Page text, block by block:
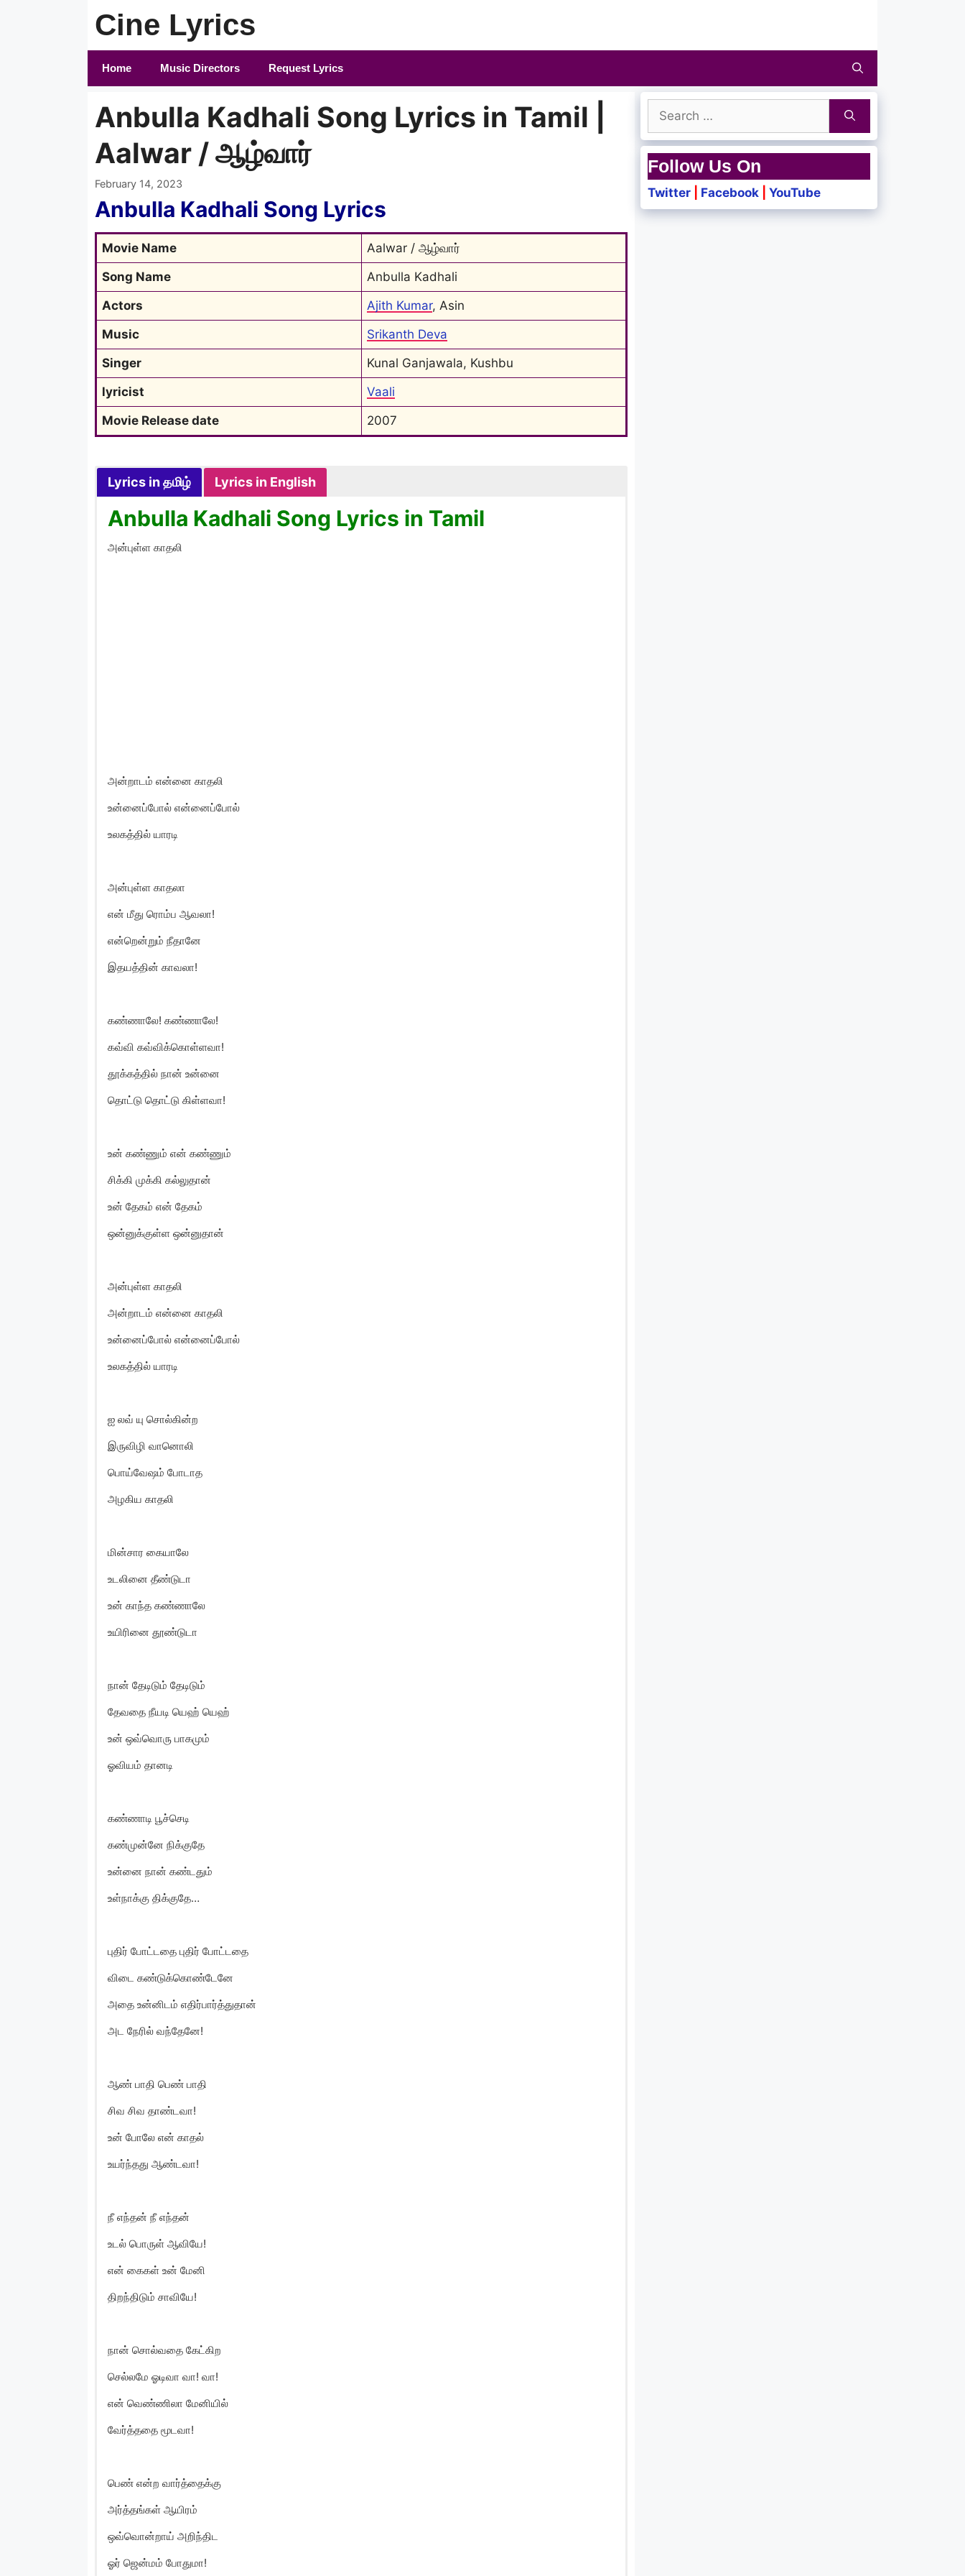
Cine Lyrics
Home Music Directors Request Lyrics
Anbulla Kadhali Song Lyrics in Tamil |
Aalwar / ஆழ்வார்
February 14, 2023
Anbulla Kadhali Song Lyrics
Movie Name
Aalwar / ஆழ்வார்
Song Name
Anbulla Kadhali
Actors
Ajith Kumar, Asin
Music
Srikanth Deva
Singer
Kunal Ganjawala, Kushbu
lyricist
Vaali
Movie Release date
2007
Lyrics in தமிழ் Lyrics in English
Anbulla Kadhali Song Lyrics in Tamil
அன்புள்ள காதலி
அன்றாடம் என்னை காதலி
உன்னைப்போல் என்னைப்போல்
உலகத்தில் யாரடி
அன்புள்ள காதலா
என் மீது ரொம்ப ஆவலா!
என்றென்றும் நீதானே
இதயத்தின் காவலா!
கண்ணாலே! கண்ணாலே!
கவ்வி கவ்விக்கொள்ளவா!
தூக்கத்தில் நான் உன்னை
தொட்டு தொட்டு கிள்ளவா!
உன் கண்ணும் என் கண்ணும்
சிக்கி முக்கி கல்லுதான்
உன் தேகம் என் தேகம்
ஒன்னுக்குள்ள ஒன்னுதான்
அன்புள்ள காதலி
அன்றாடம் என்னை காதலி
உன்னைப்போல் என்னைப்போல்
உலகத்தில் யாரடி
ஐ லவ் யு சொல்கின்ற
இருவிழி வானொலி
பொய்வேஷம் போடாத
அழகிய காதலி
மின்சார கையாலே
உடலினை தீண்டுடா
உன் காந்த கண்ணாலே
உயிரினை தூண்டுடா
நான் தேடிடும் தேடிடும்
தேவதை நீயடி யெஹ் யெஹ்
உன் ஒவ்வொரு பாகமும்
ஓவியம் தானடி
கண்ணாடி பூச்செடி
கண்முன்னே நிக்குதே
உன்னை நான் கண்டதும்
உள்நாக்கு திக்குதே…
புதிர் போட்டதை புதிர் போட்டதை
விடை கண்டுக்கொண்டேனே
அதை உன்னிடம் எதிர்பார்த்துதான்
அட நேரில் வந்தேனே!
ஆண் பாதி பெண் பாதி
சிவ சிவ தாண்டவா!
உன் போலே என் காதல்
உயர்ந்தது ஆண்டவா!
நீ எந்தன் நீ எந்தன்
உடல் பொருள் ஆவியே!
என் கைகள் உன் மேனி
திறந்திடும் சாவியே!
நான் சொல்வதை கேட்கிற
செல்லமே ஓடிவா வா! வா!
என் வெண்ணிலா மேனியில்
வேர்த்ததை மூடவா!
பெண் என்ற வார்த்தைக்கு
அர்த்தங்கள் ஆயிரம்
ஒவ்வொன்றாய் அறிந்திட
ஓர் ஜென்மம் போதுமா!
Search
for:
Follow Us On
Twitter Facebook YouTube